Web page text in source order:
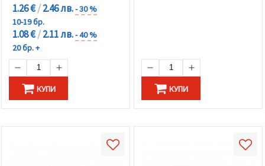
1.26 €/2.46 лв.- 30 %
10-19 бр.
1.08 €/2.11 лв.- 40 %
20 бр. +
КУПИ КУПИ